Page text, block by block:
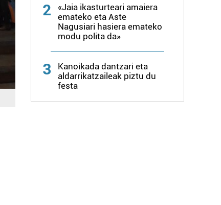
2
«Jaia ikasturteari amaiera
emateko eta Aste
Nagusiari hasiera emateko
modu polita da»
3
Kanoikada dantzari eta
aldarrikatzaileak piztu du
festa